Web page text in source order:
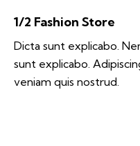
1/2 Fashion Store
Dicta sunt explicabo.
sunt explicabo.
veniam quis nostrud.